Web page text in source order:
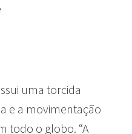
uma torcida
e a movimentação
todo o globo. “A